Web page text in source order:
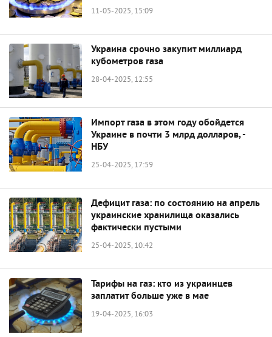
11-05-2025, 15:09
Украина срочно закупит миллиард
кубометров газа
28-04-2025, 12:55
Импорт газа в этом году обойдется
Украине в почти 3 млрд долларов, -
НБУ
25-04-2025, 17:59
Дефицит газа: по состоянию на апрель
украинские хранилища оказались
фактически пустыми
25-04-2025, 10:42
Тарифы на газ: кто из украинцев
заплатит больше уже в мае
19-04-2025, 16:03